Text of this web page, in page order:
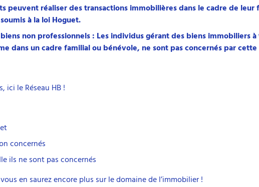
peuvent réaliser des transactions immobilières dans le cadre de
à la loi Hoguet.
non professionnels : Les individus gérant des biens immobiliers
dans un cadre familial ou bénévole, ne sont pas concernés par
ici le Réseau HB !
concernés
ils ne sont pas concernés
en saurez encore plus sur le domaine de l’immobilier !